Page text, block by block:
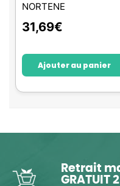
NORTENE
31,69€
Ajouter au panier
Retrait
GRATUIT